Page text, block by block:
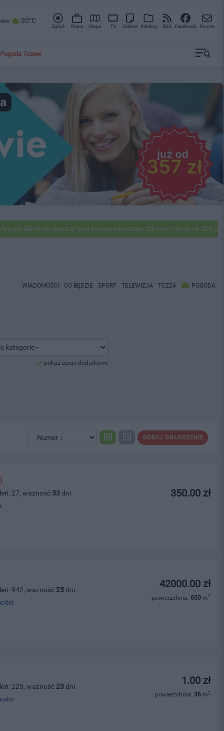
20°C
Zgłoś Praca Mapa TV Galeria Katalog RSS Facebook Poczta
Pogoda Tczew
wjechał pod pociąg narażając zdrowie i życie ok 500 pasażerów!
WIADOMOŚCI CO BĘDZIE SPORT TELEWIZJA TCZ24 POGODA
pokaż opcje dodatkowe
DODAJ OGŁOSZENIE
350.00 zł
27, ważność 33 dni
42000.00 zł
powierzchnia: 600 m2
942, ważność 25 dni
1.00 zł
powierzchnia: 36 m2
225, ważność 23 dni